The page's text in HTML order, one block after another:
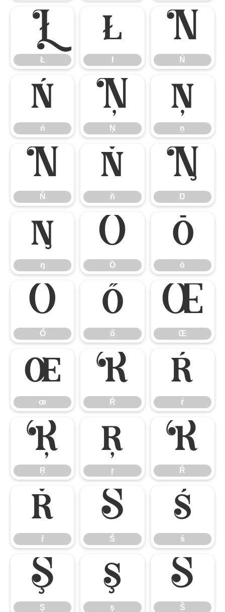
Ł
Ł
ł
ł
Ń
Ń
ń
ń
Ņ
Ņ
ņ
ņ
Ň
Ň
ň
ň
Ŋ
Ŋ
ŋ
ŋ
Ō
Ō
ō
ō
Ő
Ő
ő
ő
Œ
Œ
œ
œ
Ŕ
Ŕ
ŕ
ŕ
Ŗ
Ŗ
ŗ
ŗ
Ř
Ř
ř
ř
Ś
Ś
ś
ś
Ş
Ş
ş
ş
Š
Š